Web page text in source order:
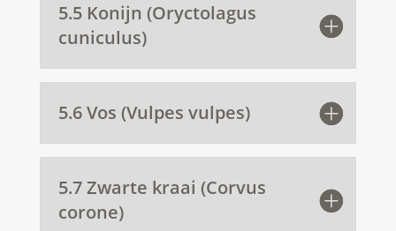
5.5 Konijn (Oryctolagus
cuniculus)
5.6 Vos (Vulpes vulpes)
5.7 Zwarte kraai (Corvus
corone)